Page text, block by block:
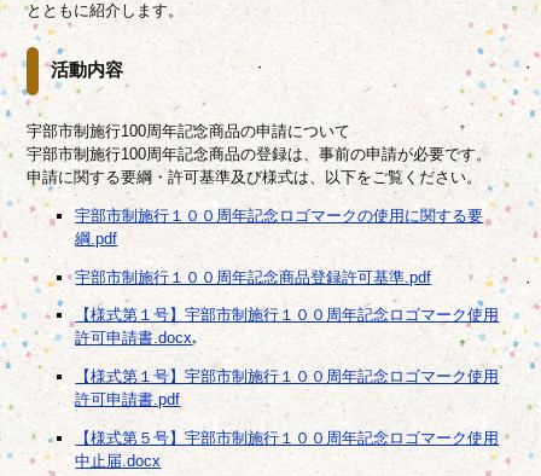
とともに紹介します。
活動内容
宇部市制施行100周年記念商品の申請について
宇部市制施行100周年記念商品の登録は、事前の申請が必要です。
申請に関する要綱・許可基準及び様式は、以下をご覧ください。
宇部市制施行１００周年記念ロゴマークの使用に関する要
綱.pdf
宇部市制施行１００周年記念商品登録許可基準.pdf
【様式第１号】宇部市制施行１００周年記念ロゴマーク使用
許可申請書.docx
【様式第１号】宇部市制施行１００周年記念ロゴマーク使用
許可申請書.pdf
【様式第５号】宇部市制施行１００周年記念ロゴマーク使用
中止届.docx